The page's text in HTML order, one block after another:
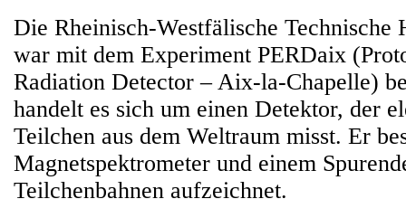
Die Rheinisch-Westfälische Technische
war mit dem Experiment PERDaix
Radiation Detector – Aix-la-Chapelle)
handelt es sich um einen Detektor, der
Teilchen aus dem Weltraum misst. Er
Magnetspektrometer und einem
Teilchenbahnen aufzeichnet.